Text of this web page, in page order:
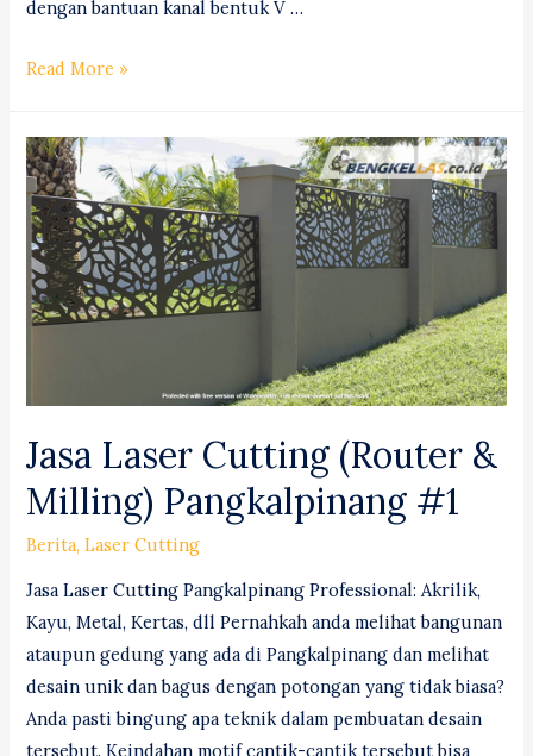
dengan bantuan kanal bentuk V …
Jasa
Besi
Bau-
bau
#1
Professional!
Read More »
Jasa Laser Cutting (Router &
Milling) Pangkalpinang #1
Berita,Laser Cutting
Jasa Laser Cutting Pangkalpinang Professional: Akrilik,
Kayu, Metal, Kertas, dll Pernahkah anda melihat bangunan
ataupun gedung yang ada di Pangkalpinang dan melihat
desain unik dan bagus dengan potongan yang tidak biasa?
Anda pasti bingung apa teknik dalam pembuatan desain
tersebut. Keindahan motif cantik-cantik tersebut bisa